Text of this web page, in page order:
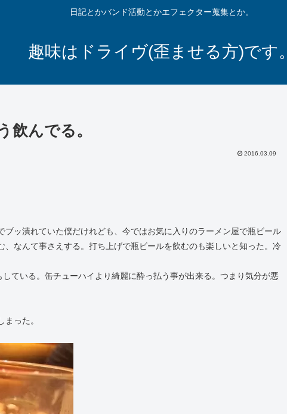
日記とかバンド活動とかエフェクター蒐集とか。
趣味はドライヴ(歪ませる方)です。
飲んでる。
2016.03.09
ッ潰れていた僕だけれども、今ではお気に入りのラーメン屋で瓶ビール
なんて事さえする。打ち上げで瓶ビールを飲むのも楽しいと知った。冷
ている。缶チューハイより綺麗に酔っ払う事が出来る。つまり気分が悪
った。